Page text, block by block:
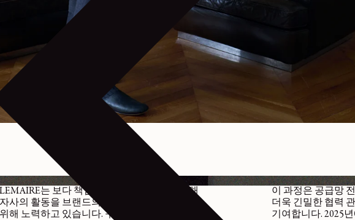
는 보다 책임 있고 투명한 조달을 통해
사의 활동을 브랜드의 가치와 일치시키기
해 노력하고 있습니다. 구체적인 사양 기준에
이 과정은 공급망
더욱 긴밀한 협력
기여합니다. 2025